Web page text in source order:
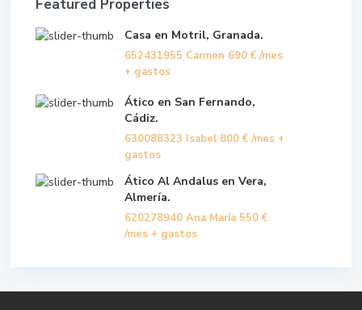
Featured Properties
Casa en Motril, Granada.
652431955 Carmen 690 € /mes
+ gastos
Ático en San Fernando,
Cádiz.
630088323 Isabel 800 € /mes +
gastos
Ático Al Andalus en Vera,
Almería.
620278940 Ana María 550 €
/mes + gastos